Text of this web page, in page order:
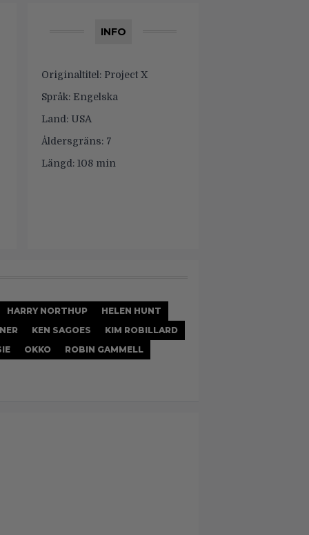
INFO
Originaltitel: Project X
Språk: Engelska
Land: USA
Åldersgräns: 7
Längd: 108 min
HARRY NORTHUP
HELEN HUNT
KEN SAGOES
KIM ROBILLARD
OKKO
ROBIN GAMMELL